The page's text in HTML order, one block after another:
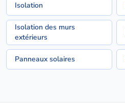
Isolation
Isolation des murs
extérieurs
Panneaux solaires